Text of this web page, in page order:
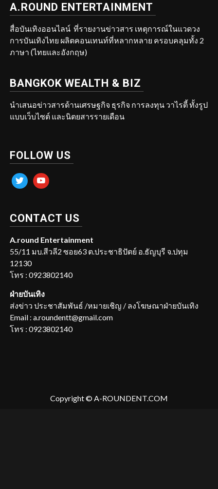
A.ROUND ENTERTAINMENT
สื่อบันเทิงออนไลน์ ที่รายงานข่าวสาร เหตุการณ์ในแวดวง
การบันเทิงไทย ผลิตคอนเทนท์ที่หลากหลาย ครอบคลุมทั้ง 2
ภาษา (ไทยและอังกฤษ)
BANGKOK WEALTH & BIZ
นำเสนอข่าวสารด้านเศรษฐกิจ ธุรกิจ การลงทุน วาไรตี้ ทั้งรูป
แบบเว็บไซต์ และนิตยสารรายเดือน
FOLLOW US
twitter youtube
CONTACT US
A.round Entertainment
55/11 มบ.สีวลี2 ซอย63 ต.ประชาธิปัตย์ อ.ธัญบุรี จ.ปทุม
12130
โทร : 0923802140
ฝ่ายบันเทิง
ส่งข่าว ประชาสัมพันธ์ /หมายเชิญ / ลงโฆษณาฝ่ายบันเทิง
Email : a.roundentt@gmail.com
โทร : 0923802140
Copyright © A-ROUNDENT.COM